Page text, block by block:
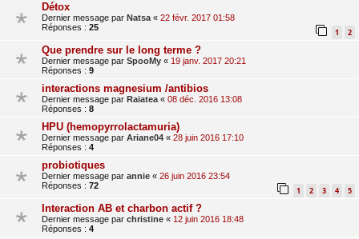
Détox
Dernier message par Natsa « 22 févr. 2017 01:58
Réponses : 25 1 2
Que prendre sur le long terme ?
Dernier message par SpooMy « 19 janv. 2017 20:21
Réponses : 9
interactions magnesium /antibios
Dernier message par Raiatea « 08 déc. 2016 13:08
Réponses : 8
HPU (hemopyrrolactamuria)
Dernier message par Ariane04 « 28 juin 2016 17:10
Réponses : 4
probiotiques
Dernier message par annie « 26 juin 2016 23:54
Réponses : 72 1 2 3 4 5
Interaction AB et charbon actif ?
Dernier message par christine « 12 juin 2016 18:48
Réponses : 4